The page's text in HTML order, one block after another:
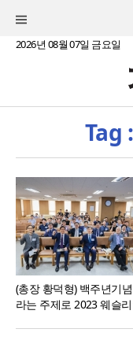
2026년 08월 07일 금요일
Tag
(총장 황덕형) 백주년기
라는 주제로 2023 웨슬